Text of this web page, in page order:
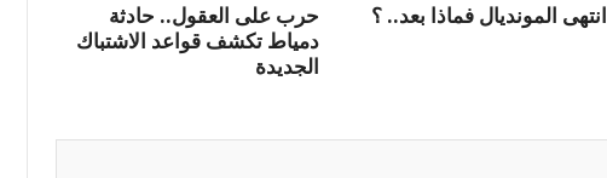
حرب على العقول.. حادثة
دمياط تكشف قواعد الاشتباك
الجديدة
انتهى المونديال فماذا بعد.. ؟